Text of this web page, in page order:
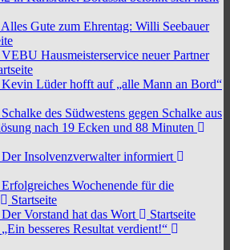
Alles Gute zum Ehrentag: Willi Seebauer
VEBU Hausmeisterservice neuer Partner
Kevin Lüder hofft auf „alle Mann an Bord“
Schalke des Südwestens gegen Schalke aus
nach 19 Ecken und 88 Minuten
Der Insolvenzverwalter informiert
Erfolgreiches Wochenende für die
Startseite
Der Vorstand hat das Wort
Startseite
„Ein besseres Resultat verdient!“